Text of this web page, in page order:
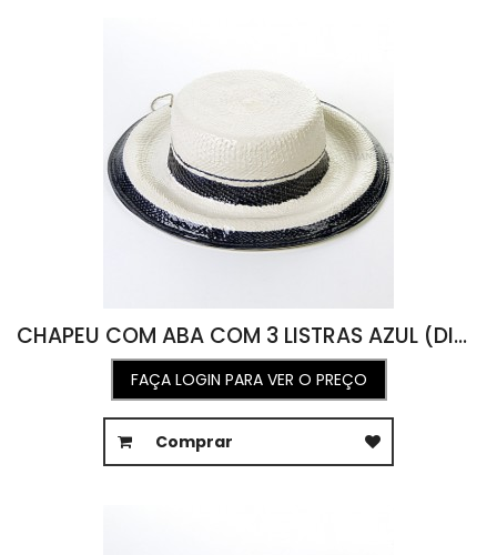
CHAPEU COM ABA COM 3 LISTRAS AZUL (DIAM 32 X A 09)
FAÇA LOGIN PARA VER O PREÇO
Comprar